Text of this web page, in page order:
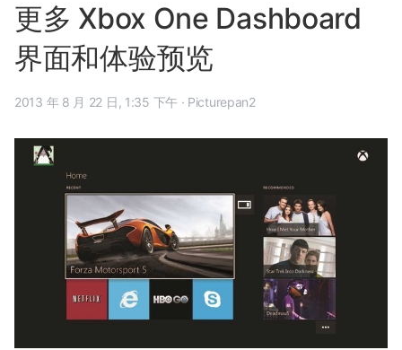
更多 Xbox One Dashboard
界面和体验预览
2013 年 8 月 22 日, 1:35 下午 · Picturepan2